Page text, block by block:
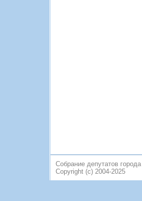
Собрание депутатов
Copyright (c) 2004-2025